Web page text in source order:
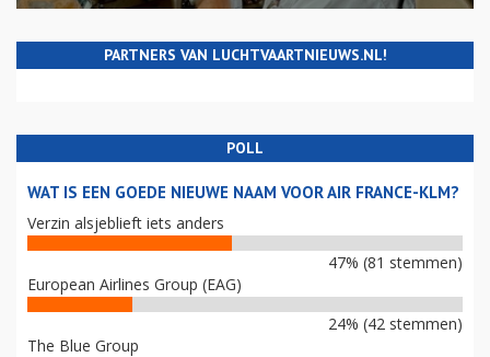
PARTNERS VAN LUCHTVAARTNIEUWS.NL!
POLL
WAT IS EEN GOEDE NIEUWE NAAM VOOR AIR FRANCE-KLM?
Verzin alsjeblieft iets anders
47% (81 stemmen)
European Airlines Group (EAG)
24% (42 stemmen)
The Blue Group